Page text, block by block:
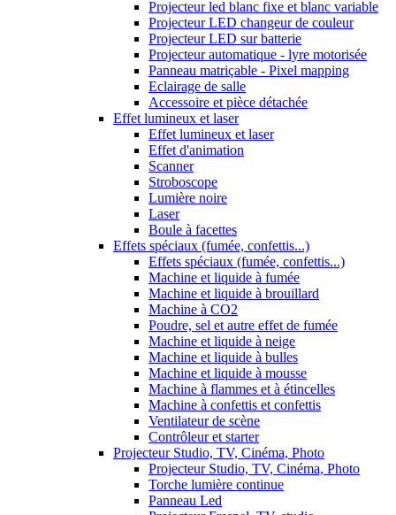
Projecteur led blanc fixe et blanc variable
Projecteur LED changeur de couleur
Projecteur LED sur batterie
Projecteur automatique - lyre motorisée
Panneau matriçable - Pixel mapping
Eclairage de salle
Accessoire et pièce détachée
Effet lumineux et laser
Effet lumineux et laser
Effet d'animation
Scanner
Stroboscope
Lumière noire
Laser
Boule à facettes
Effets spéciaux (fumée, confettis...)
Effets spéciaux (fumée, confettis...)
Machine et liquide à fumée
Machine et liquide à brouillard
Machine à CO2
Poudre, sel et autre effet de fumée
Machine et liquide à neige
Machine et liquide à bulles
Machine et liquide à mousse
Machine à flammes et à étincelles
Machine à confettis et confettis
Ventilateur de scène
Contrôleur et starter
Projecteur Studio, TV, Cinéma, Photo
Projecteur Studio, TV, Cinéma, Photo
Torche lumière continue
Panneau Led